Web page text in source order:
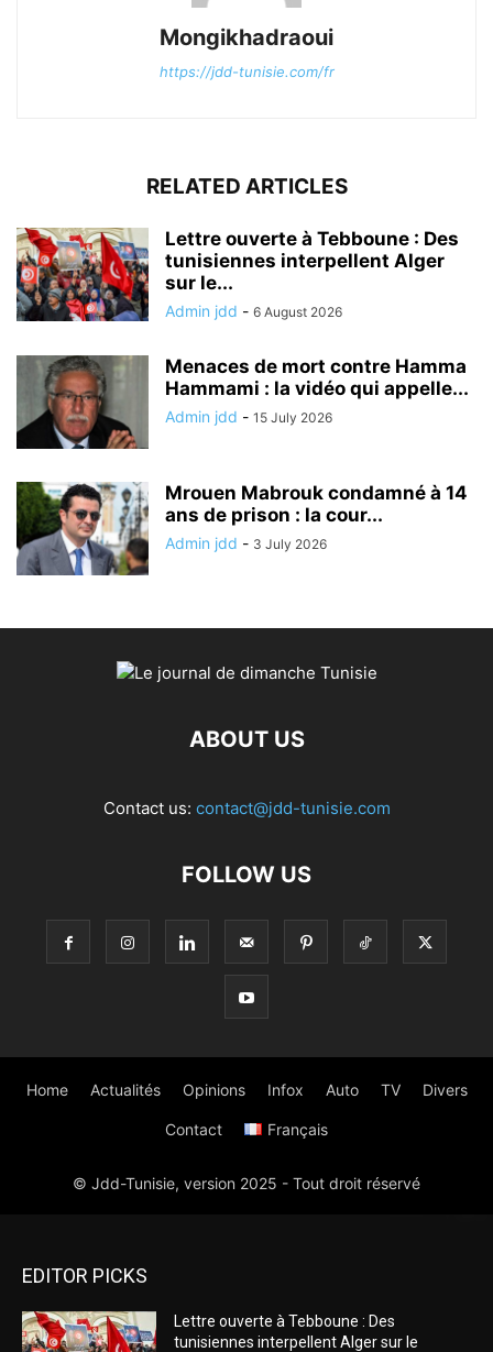
EDITOR PICKS
Lettre ouverte à Tebboune : Des
tunisiennes interpellent Alger sur le